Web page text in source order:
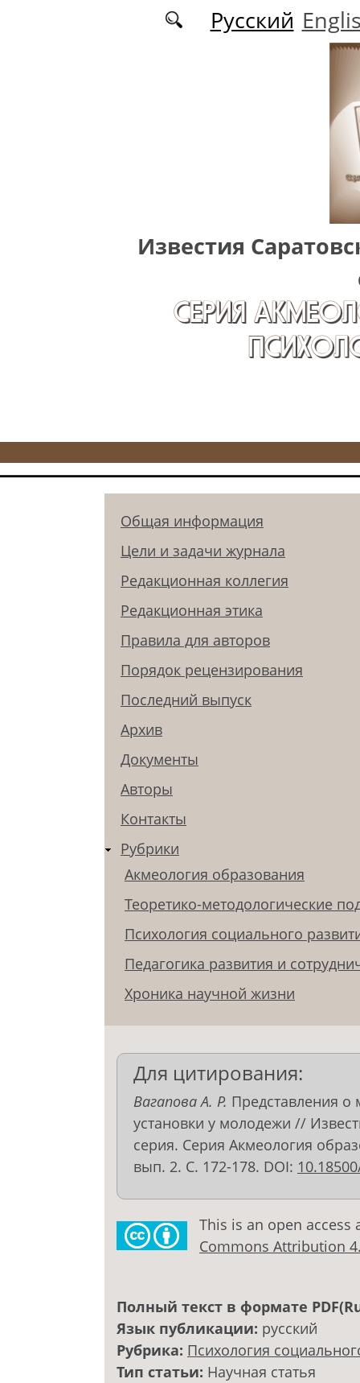
Перейти к основному содержаниюРусский
Известия
СЕРИЯ
Общая информация
Цели и задачи журнала
Редакционная коллегия
Редакционная этика
Правила для авторов
Порядок рецензирования
Последний выпуск
Архив
Документы
Авторы
Контакты
Рубрики
Акмеология образования
Теоретико-методологические
Психология социального
Педагогика развития и
Хроника научной жизни
Для цитирования:
Вагапова А. Р. Представления о
установки у молодежи //
серия. Серия Акмеология
вып. 2. С. 172-178. DOI:
This is an open
Commons Attribution
Полный текст в формате
Язык публикации: русский
Рубрика: Психология
Тип статьи: Научная статья